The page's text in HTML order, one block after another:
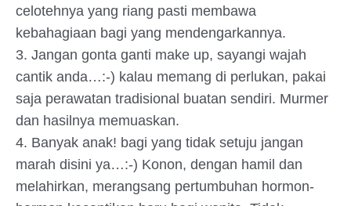
celotehnya yang riang pasti membawa
kebahagiaan bagi yang mendengarkannya.
3. Jangan gonta ganti make up, sayangi wajah
cantik anda…:-) kalau memang di perlukan, pakai
saja perawatan tradisional buatan sendiri. Murmer
dan hasilnya memuaskan.
4. Banyak anak! bagi yang tidak setuju jangan
marah disini ya…:-) Konon, dengan hamil dan
melahirkan, merangsang pertumbuhan hormon-